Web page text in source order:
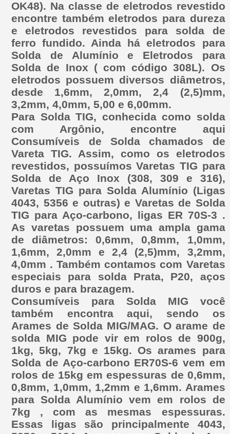
OK48). Na classe de eletrodos revestido
encontre também eletrodos para dureza
e eletrodos revestidos para solda de
ferro fundido. Ainda há eletrodos para
Solda de Alumínio e Eletrodos para
Solda de Inox ( com código 308L). Os
eletrodos possuem diversos diâmetros,
desde 1,6mm, 2,0mm, 2,4 (2,5)mm,
3,2mm, 4,0mm, 5,00 e 6,00mm.
Para Solda TIG, conhecida como solda
com Argônio, encontre aqui
Consumíveis de Solda chamados de
Vareta TIG. Assim, como os eletrodos
revestidos, possuímos Varetas TIG para
Solda de Aço Inox (308, 309 e 316),
Varetas TIG para Solda Alumínio (Ligas
4043, 5356 e outras) e Varetas de Solda
TIG para Aço-carbono, ligas ER 70S-3 .
As varetas possuem uma ampla gama
de diâmetros: 0,6mm, 0,8mm, 1,0mm,
1,6mm, 2,0mm e 2,4 (2,5)mm, 3,2mm,
4,0mm . Também contamos com Varetas
especiais para solda Prata, P20, aços
duros e para brazagem.
Consumíveis para Solda MIG você
também encontra aqui, sendo os
Arames de Solda MIG/MAG. O arame de
solda MIG pode vir em rolos de 900g,
1kg, 5kg, 7kg e 15kg. Os arames para
Solda de Aço-carbono ER70S-6 vem em
rolos de 15kg em espessuras de 0,6mm,
0,8mm, 1,0mm, 1,2mm e 1,6mm. Arames
para Solda Alumínio vem em rolos de
7kg , com as mesmas espessuras.
Essas ligas são principalmente 4043,